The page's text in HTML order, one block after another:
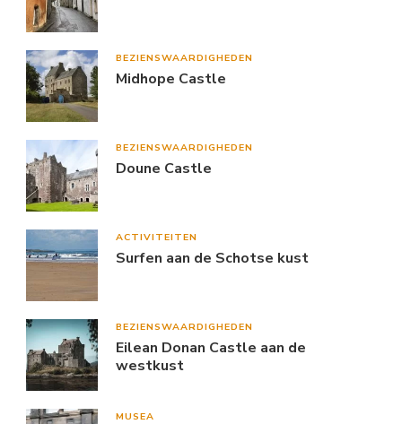
BEZIENSWAARDIGHEDEN
Midhope Castle
BEZIENSWAARDIGHEDEN
Doune Castle
ACTIVITEITEN
Surfen aan de Schotse kust
BEZIENSWAARDIGHEDEN
Eilean Donan Castle aan de
westkust
MUSEA